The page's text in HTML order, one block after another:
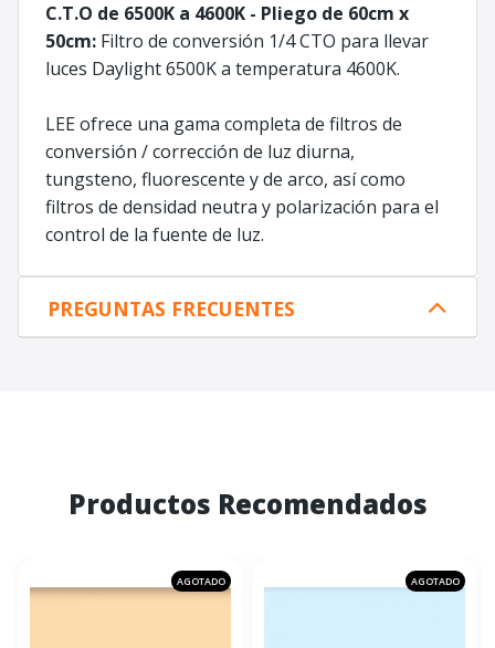
C.T.O de 6500K a 4600K - Pliego de 60cm x
50cm: Filtro de conversión 1/4 CTO para llevar
luces Daylight 6500K a temperatura 4600K.
LEE ofrece una gama completa de filtros de
conversión / corrección de luz diurna,
tungsteno, fluorescente y de arco, así como
filtros de densidad neutra y polarización para el
control de la fuente de luz.
PREGUNTAS FRECUENTES
Productos Recomendados
AGOTADO AGOTADO